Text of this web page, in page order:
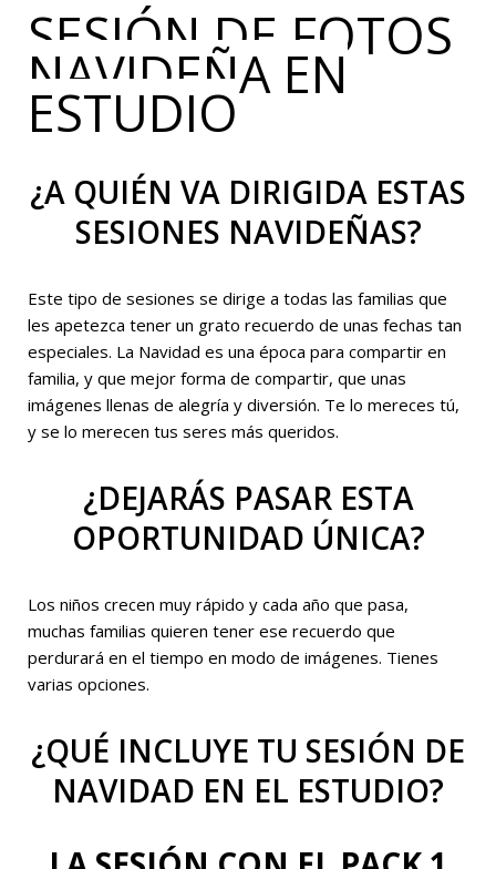
SESIÓN DE FOTOS
NAVIDEÑA EN
ESTUDIO
¿A QUIÉN VA DIRIGIDA ESTAS
SESIONES NAVIDEÑAS?
Este tipo de sesiones se dirige a todas las familias que
les apetezca tener un grato recuerdo de unas fechas tan
especiales. La Navidad es una época para compartir en
familia, y que mejor forma de compartir, que unas
imágenes llenas de alegría y diversión. Te lo mereces tú,
y se lo merecen tus seres más queridos.
¿DEJARÁS PASAR ESTA
OPORTUNIDAD ÚNICA?
Los niños crecen muy rápido y cada año que pasa,
muchas familias quieren tener ese recuerdo que
perdurará en el tiempo en modo de imágenes. Tienes
varias opciones.
¿QUÉ INCLUYE TU SESIÓN DE
NAVIDAD EN EL ESTUDIO?